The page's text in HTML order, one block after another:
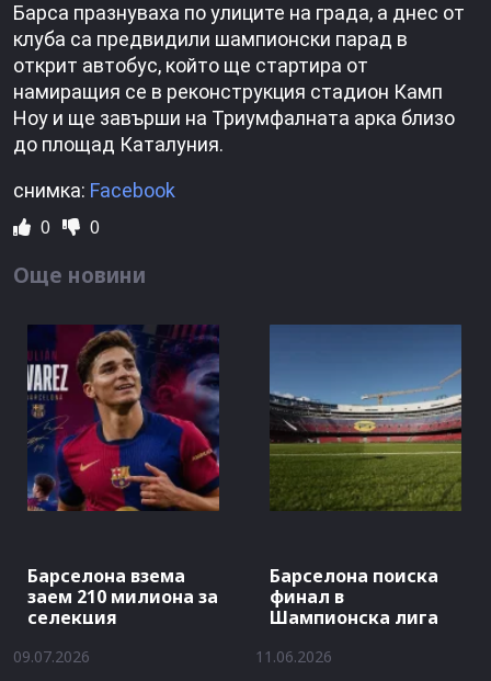
Барса празнуваха по улиците на града, а днес от
клуба са предвидили шампионски парад в
открит автобус, който ще стартира от
намиращия се в реконструкция стадион Камп
Ноу и ще завърши на Триумфалната арка близо
до площад Каталуния.
снимка: Facebook
0 0
Още новини
Барселона взема
заем 210 милиона за
селекция
09.07.2026
Барселона поиска
финал в
Шампионска лига
11.06.2026